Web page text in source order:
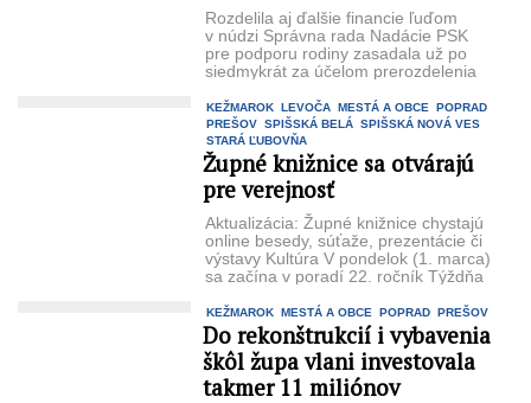
Rozdelila aj ďalšie financie ľuďom
v núdzi Správna rada Nadácie PSK
pre podporu rodiny zasadala už po
siedmykrát za účelom prerozdelenia
KEŽMAROK LEVOČA MESTÁ A OBCE
POPRAD
PREŠOV SPIŠSKÁ BELÁ SPIŠSKÁ NOVÁ VES
STARÁ ĽUBOVŇA
Župné knižnice sa otvárajú
pre verejnosť
Aktualizácia: Župné knižnice chystajú
online besedy, súťaže, prezentácie či
výstavy Kultúra V pondelok (1. marca)
sa začína v poradí 22. ročník Týždňa
KEŽMAROK MESTÁ A OBCE POPRAD PREŠOV
Do rekonštrukcií i vybavenia
škôl župa vlani investovala
takmer 11 miliónov